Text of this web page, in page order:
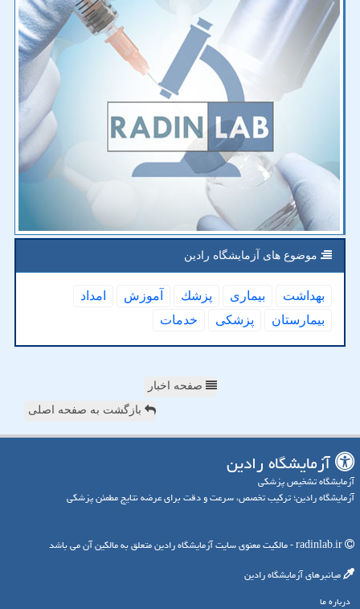
موضوع های آزمایشگاه رادین
بهداشت بیماری پزشك آموزش
امداد
بیمارستان
پزشكی خدمات
صفحه اخبار
بازگشت به صفحه اصلی
آزمایشگاه رادین
آزمایشگاه تشخیص پزشکی
آزمایشگاه رادین؛ ترکیب تخصص، سرعت و دقت برای عرضه نتایج مطمئن پزشکی
میانبرهای آزمایشگاه رادین
درباره ما